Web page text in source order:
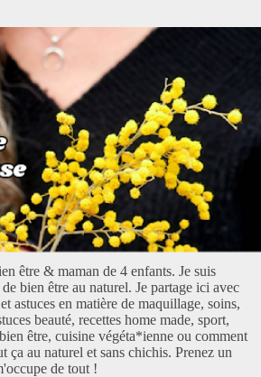
être & maman de 4 enfants. Je suis
bien être au naturel. Je partage ici avec
astuces en matière de maquillage, soins,
beauté, recettes home made, sport,
être, cuisine végéta*ienne ou comment
ça au naturel et sans chichis. Prenez un
de tout !